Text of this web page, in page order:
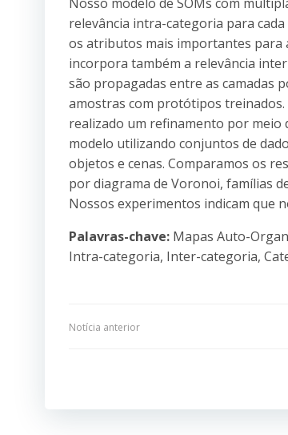
relevância intra-categoria para
os atributos mais importantes para
incorpora também a relevância
são propagadas entre as camadas
amostras com protótipos treinados.
realizado um refinamento por meio
modelo utilizando conjuntos de
objetos e cenas. Comparamos os
por diagrama de Voronoi, famílias
Nossos experimentos indicam que
Palavras-chave: Mapas Auto-
Intra-categoria, Inter-categoria,
Navegação
Post
Notícia anterior